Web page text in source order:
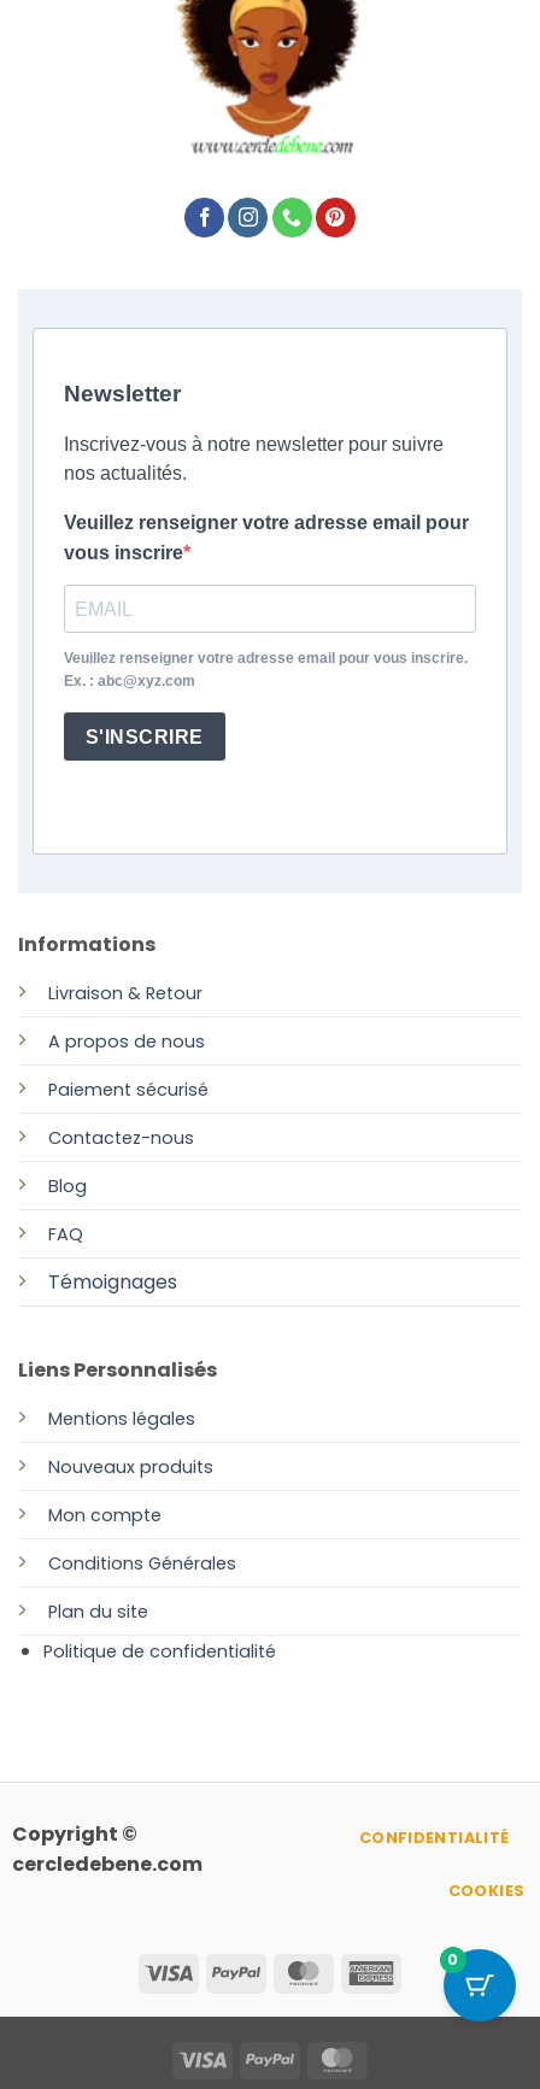
Informations
Livraison & Retour
A propos de nous
Paiement sécurisé
Contactez-nous
Blog
FAQ
Témoignages
Liens Personnalisés
Mentions légales
Nouveaux produits
Mon compte
Conditions Générales
Plan du site
Politique de confidentialité
Newsletter
Inscrivez-vous à notre newsletter pour suivre
nos actualités.
Veuillez renseigner votre adresse email pour
vous inscrire
Veuillez renseigner votre adresse email pour vous inscrire.
Ex. : abc@xyz.com
S'INSCRIRE
Copyright ©
cercledebene.com
Visa PayPal MasterCardAmerican
Express
CONFIDENTIALITÉ
COOKIES
Visa PayPal
0